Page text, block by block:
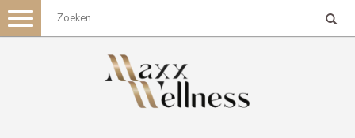
Toggle
navigation